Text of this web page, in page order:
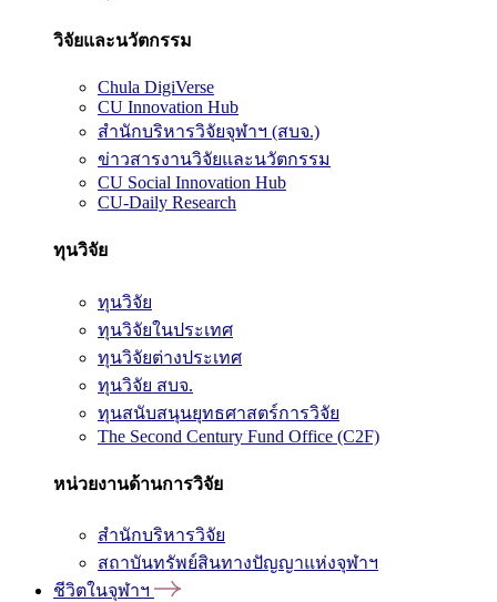
วิจัยและนวัตกรรม
Chula DigiVerse
CU Innovation Hub
สำนักบริหารวิจัยจุฬาฯ (สบจ.)
ข่าวสารงานวิจัยและนวัตกรรม
CU Social Innovation Hub
CU-Daily Research
ทุนวิจัย
ทุนวิจัย
ทุนวิจัยในประเทศ
ทุนวิจัยต่างประเทศ
ทุนวิจัย สบจ.
ทุนสนับสนุนยุทธศาสตร์การวิจัย
The Second Century Fund Office (C2F)
หน่วยงานด้านการวิจัย
สำนักบริหารวิจัย
สถาบันทรัพย์สินทางปัญญาแห่งจุฬาฯ
ชีวิตในจุฬาฯ